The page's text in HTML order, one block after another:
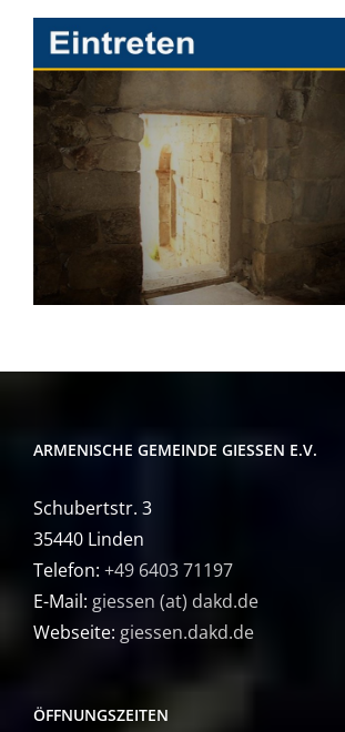
ARMENISCHE GEMEINDE GIESSEN E.V.
Schubertstr. 3
35440 Linden
Telefon: +49 6403 71197
E-Mail: giessen (at) dakd.de
Webseite: giessen.dakd.de
ÖFFNUNGSZEITEN